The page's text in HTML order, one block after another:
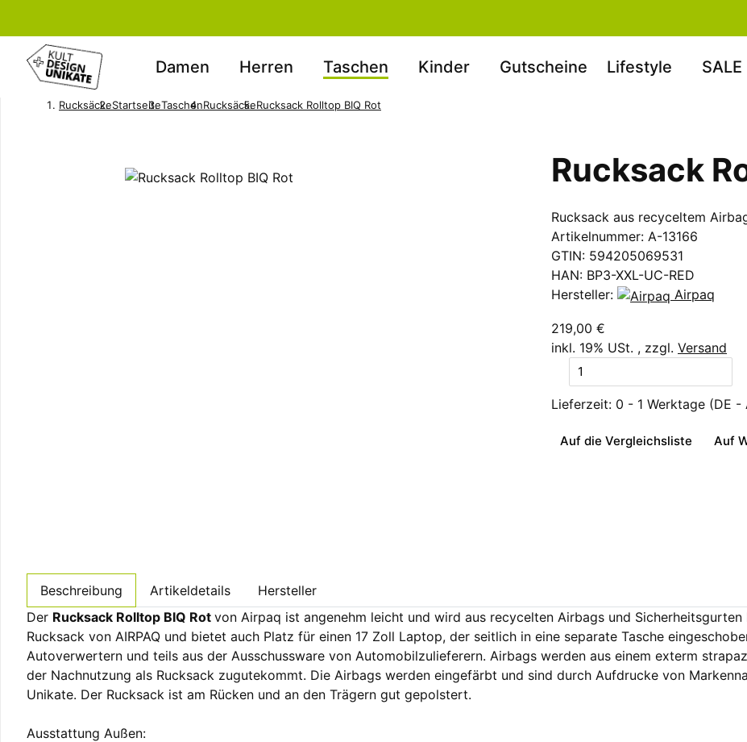
Damen Herren Taschen Kinder Gutscheine Lifestyle SALE
RucksäckeStartseiteTaschenRucksäckeRucksack Rolltop BIQ Rot
Rucksack
Rucksack aus recyceltem
Artikelnummer: A-13166
GTIN: 594205069531
HAN: BP3-XXL-UC-RED
Hersteller:
Airpaq
219,00 €
inkl. 19% USt. , zzgl. Versand
Lieferzeit: 0 - 1 Werktage (DE -
Auf die Vergleichsliste Auf
Beschreibung Artikeldetails
Hersteller
Der Rucksack Rolltop BIQ Rot von Airpaq ist angenehm leicht und wird aus recycelten Airbags und
Rucksack von AIRPAQ und bietet auch Platz für einen 17 Zoll Laptop, der seitlich in eine separate Tasche
Autoverwertern und teils aus der Ausschussware von Automobilzulieferern. Airbags werden aus einem exterm
der Nachnutzung als Rucksack zugutekommt. Die Airbags werden eingefärbt und sind durch Aufdrucke von
Unikate. Der Rucksack ist am Rücken und an den Trägern gut gepolstert.
Ausstattung Außen: